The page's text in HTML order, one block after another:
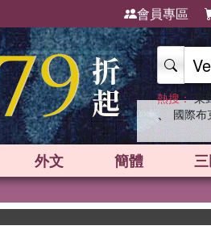
會員專區
熱搜： 東
、 國際布
外文 簡體